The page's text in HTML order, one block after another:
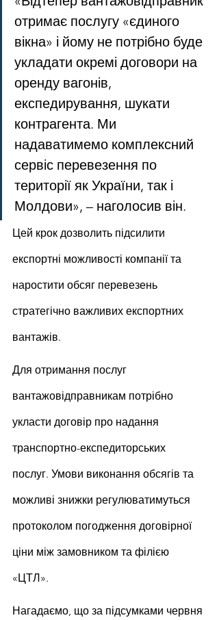
отримає послугу «єдиного
вікна» і йому не потрібно буде
укладати окремі договори на
оренду вагонів,
експедирування, шукати
контрагента. Ми
надаватимемо комплексний
сервіс перевезення по
території як України, так і
Молдови», – наголосив він.
Цей крок дозволить підсилити
експортні можливості компанії та
наростити обсяг перевезень
стратегічно важливих експортних
вантажів.
Для отримання послуг
вантажовідправникам потрібно
укласти договір про надання
транспортно-експедиторських
послуг. Умови виконання обсягів та
можливі знижки регулюватимуться
протоколом погодження договірної
ціни між замовником та філією
«ЦТЛ».
Нагадаємо, що за підсумками червня